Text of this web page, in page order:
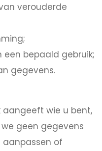
verouderde
bepaald gebruik;
gegevens.
aangeeft wie u bent,
geen gegevens
aanpassen of